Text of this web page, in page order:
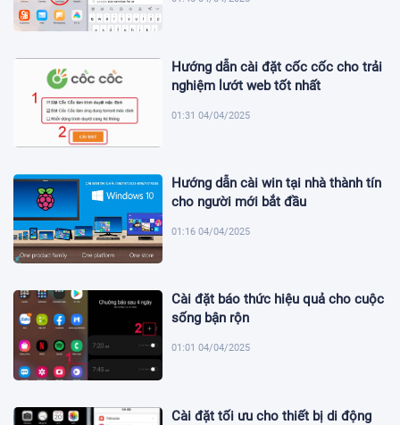
Hướng dẫn cài đặt cốc cốc cho trải
nghiệm lướt web tốt nhất
01:31 04/04/2025
Hướng dẫn cài win tại nhà thành tín
cho người mới bắt đầu
01:16 04/04/2025
Cài đặt báo thức hiệu quả cho cuộc
sống bận rộn
01:01 04/04/2025
Cài đặt tối ưu cho thiết bị di động